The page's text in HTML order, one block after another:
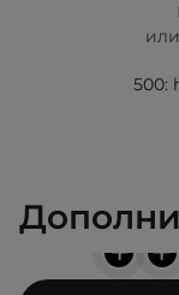
500:
+
+